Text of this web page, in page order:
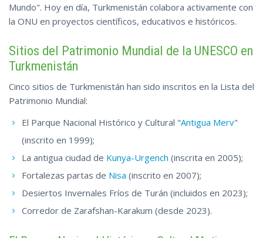
Mundo". Hoy en día, Turkmenistán colabora activamente con
la ONU en proyectos científicos, educativos e históricos.
Sitios del Patrimonio Mundial de la UNESCO en
Turkmenistán
Cinco sitios de Turkmenistán han sido inscritos en la Lista del
Patrimonio Mundial:
El Parque Nacional Histórico y Cultural "Antigua Merv"
(inscrito en 1999);
La antigua ciudad de Kunya-Urgench (inscrita en 2005);
Fortalezas partas de Nisa (inscrito en 2007);
Desiertos Invernales Fríos de Turán (incluidos en 2023);
Corredor de Zarafshan-Karakum (desde 2023).